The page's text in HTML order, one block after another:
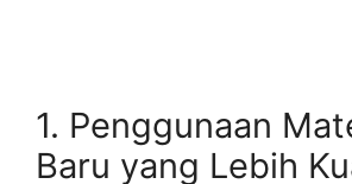
1. Penggunaan
Baru yang Lebih